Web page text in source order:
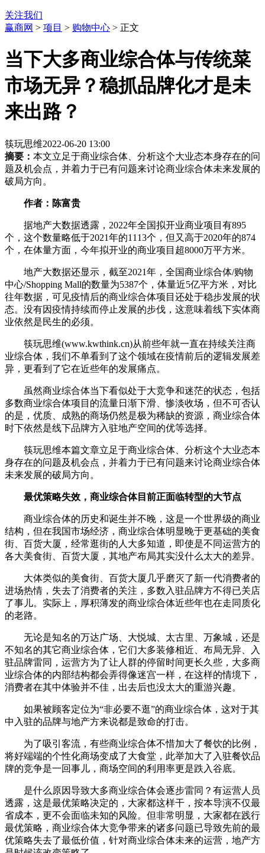
关注我们
赢商网 > 项目 > 购物中心 > 正文
当下大多商业综合体与传统菜
市场无异？稳抓品牌化才是未
来出路？
筷玩思维2022-06-20 13:00
摘要： 本文立足于商业综合体、分析这个大业态本身存在的问
题及机会点，并着力于已有问题来讨论商业综合体未来发展的
破局方向。
​作者：陈富贵
据地产大数据透露，2022年全国拟开业商业项目有895
个，这个数量略低于2021年的1113个，但又高于2020年的874
个，在体量方面，今年拟开业的商业项目超8000万平方米。
地产大数据还显示，截至2021年，全国商业综合体/购物
中心/Shopping Mall的数量为5387个，体量近5亿平方米，对比
往年数据，可见疫情后的商业综合体项目还处于稳步发展的状
态。没有因疫情持续而停止发展的步伐，这意味着线下实体商
业依然是民生的必须。
筷玩思维(www.kwthink.cn)从前些年就一直在持续关注商
业综合体，我们不单看到了这个领域在疫情前后的逻辑发展差
异，更看到了它在近些年的发展痛点。
虽然商业综合体当下看似处于大竞争和迷茫的状态，包括
多数商业综合体项目的流量日渐下滑、惨淡收场，但不可否认
的是，优质、成熟的商场仍然是极为稀缺的资源，商业综合体
时下依然是线下品牌方入驻地产空间的优等选择。
筷玩思维本篇文章立足于商业综合体、分析这个大业态本
身存在的问题及机会点，并着力于已有问题来讨论商业综合体
未来发展的破局方向。
最优策略失效，商业综合体目前正面临转型的大节点
商业综合体的历史和诞生并不晚，这是一个世界级的商业
结构，但在我国市场经济，商业综合体明显晚于更基础的美食
街、百货大厦，经常逛街的人大多知道，即使是不同运营方的
各大美食街、百货大厦，其地产布局其实没什么太大的差异。
大体类似的美食街、百货大厦几乎磨灭了新一代消费者的
进场热情，失去了消费者的关注，多数入驻品牌方不得已关店
了事儿。实际上，厚积薄发的商业综合体近些年也在走同质化
的老路。
无论是知名的万达广场、大悦城、太古里、万象城，还是
不知名的其它商业综合体，它们大多装修相近、布局无异、入
驻品牌雷同，运营方为了让人群的停留时间更长久些，大多商
业综合体的内部结构都会弄得像迷宫一样，在这样的情境下，
消费者在其中体验并不佳，出去后也没太大的重游兴趣。
如果被顾客定位为“非必要不逛”的商业综合体，这对于其
中入驻的品牌与地产方来说都是致命的打击。
为了吸引客流，有些商业综合体不惜加大了餐饮的比例，
将好端端的个性化商场变成了大食堂，此举加大了入驻餐饮品
牌的竞争是一回事儿，商场空间的利用率更是跌入谷底。
是什么原因导致大多商业综合体会逐步雷同？有运营人员
透露，这是最优策略决定的，大家都这样干，按本导演不仅最
省成本，更不会面临未知的风险。但非常明显，大家都在践行
最优策略，商业综合体大竞争带来的诸多问题已导致先前的最
优策略失去了最低价值，针对商业综合体未来的运营，地产方